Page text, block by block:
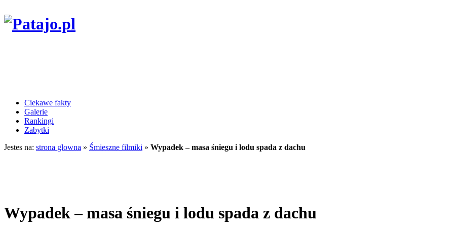
Ciekawe fakty
Galerie
Rankingi
Zabytki
Jestes na: strona glowna » Śmieszne filmiki » Wypadek – masa śniegu i lodu spada z dachu
Wypadek – masa śniegu i lodu spada z dachu